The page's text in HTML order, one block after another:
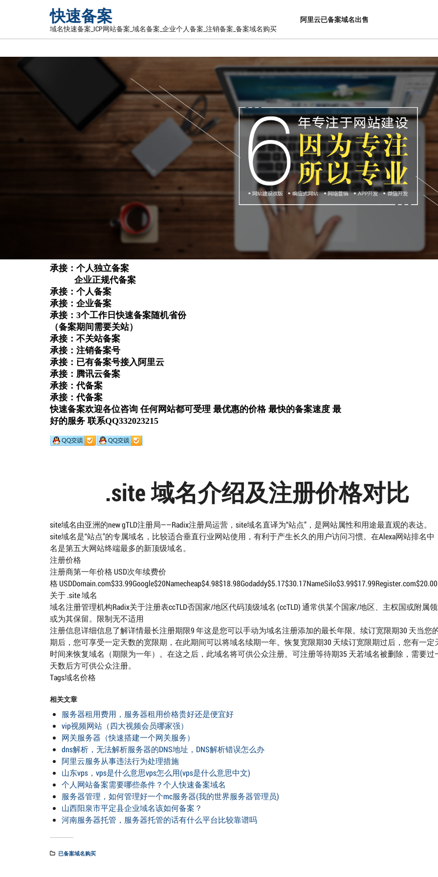
快速备案
域名快速备案_ICP网站备案_域名备案_企业个人备案_注销备案_备案域名购买
阿里云已备案域名出售
.site 域名介绍及注册价格对比
site域名由亚洲的new gTLD注册局——Radix注册局运营，site域名直译为“站点”，是网站属性和用途最直观的表达。
site域名是“站点”的专属域名，比较适合垂直行业网站使用，有利于产生长久的用户访问习惯。在Alexa网站排名中
名是第五大网站终端最多的新顶级域名。
注册价格
注册商第一年价格 USD次年续费价
格
关于 .site 域名
域名注册管理机构Radix关于注册表ccTLD否国家/地区代码顶级域名 (ccTLD) 通常供某个国家/地区、主权国或附属
或为其保留。限制无不适用
注册信息详细信息了解详情最长注册期限9 年这是您可以手动为域名注册添加的最长年限。续订宽限期30 天当您
期后，您可享受一定天数的宽限期，在此期间可以将域名续期一年。恢复宽限期30 天续订宽限期过后，您有一定
时间来恢复域名（期限为一年）。在这之后，此域名将可供公众注册。可注册等待期35 天若域名被删除，需要过
天数后方可供公众注册。
Tags域名价格
相关文章
服务器租用费用，服务器租用价格贵好还是便宜好
vip视频网站（四大视频会员哪家强）
网关服务器（快速搭建一个网关服务）
dns解析，无法解析服务器的DNS地址，DNS解析错误怎么办
阿里云服务从事违法行为处理措施
山东vps，vps是什么意思vps怎么用(vps是什么意思中文)
个人网站备案需要哪些条件？个人快速备案域名
服务器管理，如何管理好一个mc服务器(我的世界服务器管理员)
山西阳泉市平定县企业域名该如何备案？
河南服务器托管，服务器托管的话有什么平台比较靠谱吗
已备案域名购买